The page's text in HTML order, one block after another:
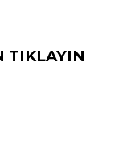
TIKLAYIN